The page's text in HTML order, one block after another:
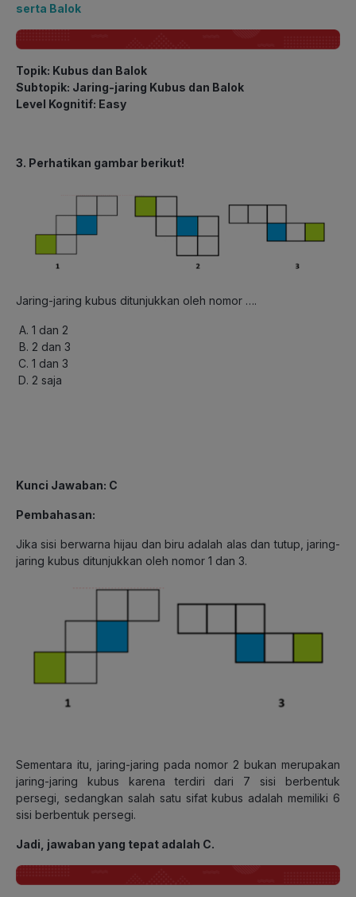
serta Balok
Topik: Kubus dan Balok
Subtopik: Jaring-jaring Kubus dan Balok
Level Kognitif: Easy
3. Perhatikan gambar berikut!
Jaring-jaring kubus ditunjukkan oleh nomor ….
1 dan 2
2 dan 3
1 dan 3
2 saja
Kunci Jawaban: C
Pembahasan:
Jika sisi berwarna hijau dan biru adalah alas dan tutup, jaring-
jaring kubus ditunjukkan oleh nomor 1 dan 3.
Sementara itu, jaring-jaring pada nomor 2 bukan merupakan
jaring-jaring kubus karena terdiri dari 7 sisi berbentuk
persegi, sedangkan salah satu sifat kubus adalah memiliki 6
sisi berbentuk persegi.
Jadi, jawaban yang tepat adalah C.